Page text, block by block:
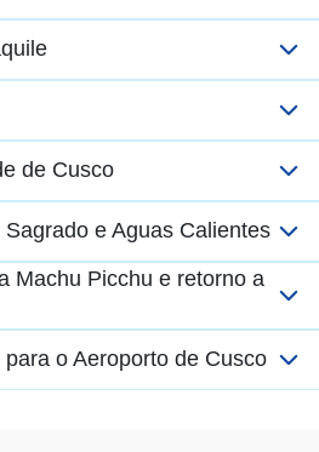
de Cusco
e Aguas Calientes
Machu Picchu e retorno a
o Aeroporto de Cusco